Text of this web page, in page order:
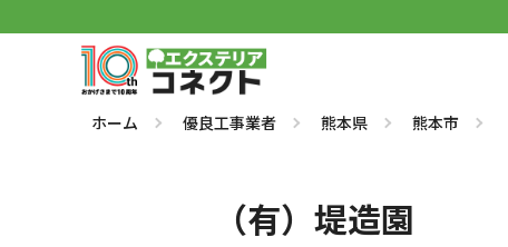
ホーム 優良工事業者 熊本県 熊本市
（有）堤造園